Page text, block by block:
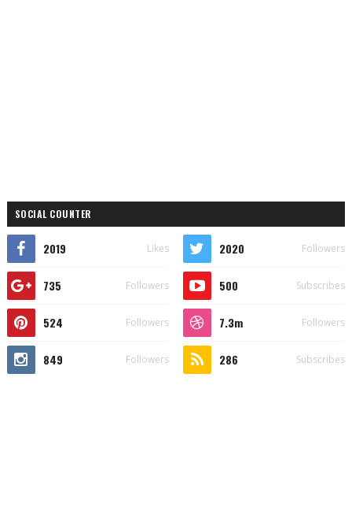
SOCIAL COUNTER
2019 Likes 2020 Followers
735 Followers 500 Subscribes
524 Followers 7.3m Followers
849 Followers 286 Subscribes